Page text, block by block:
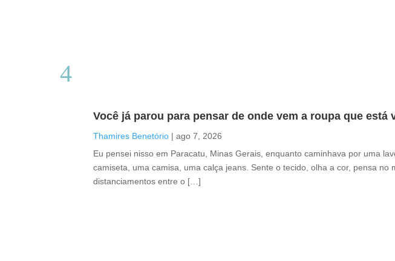
Você já parou para pensar de onde vem a roupa que está
Thamires Benetório | ago 7, 2026
Eu pensei nisso em Paracatu, Minas Gerais, enquanto caminhava por uma
camiseta, uma camisa, uma calça jeans. Sente o tecido, olha a cor, pensa
distanciamentos entre o […]